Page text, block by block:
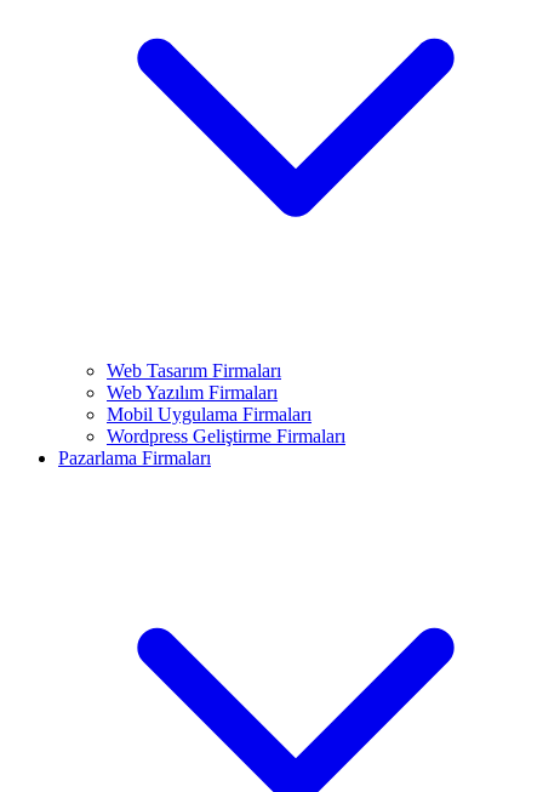
Web Tasarım Firmaları
Web Yazılım Firmaları
Mobil Uygulama Firmaları
Wordpress Geliştirme Firmaları
Pazarlama Firmaları